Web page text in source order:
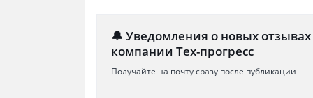
🔔 Уведомления о новых отзывах
компании Тех-прогресс
Получайте на почту сразу после публикации